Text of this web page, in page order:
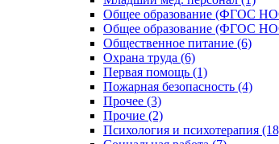
Общее образование (ФГОС
Общее образование (ФГОС
Общественное питание (6)
Охрана труда (6)
Первая помощь (1)
Пожарная безопасность (4)
Прочее (3)
Прочие (2)
Психология и психотерапия